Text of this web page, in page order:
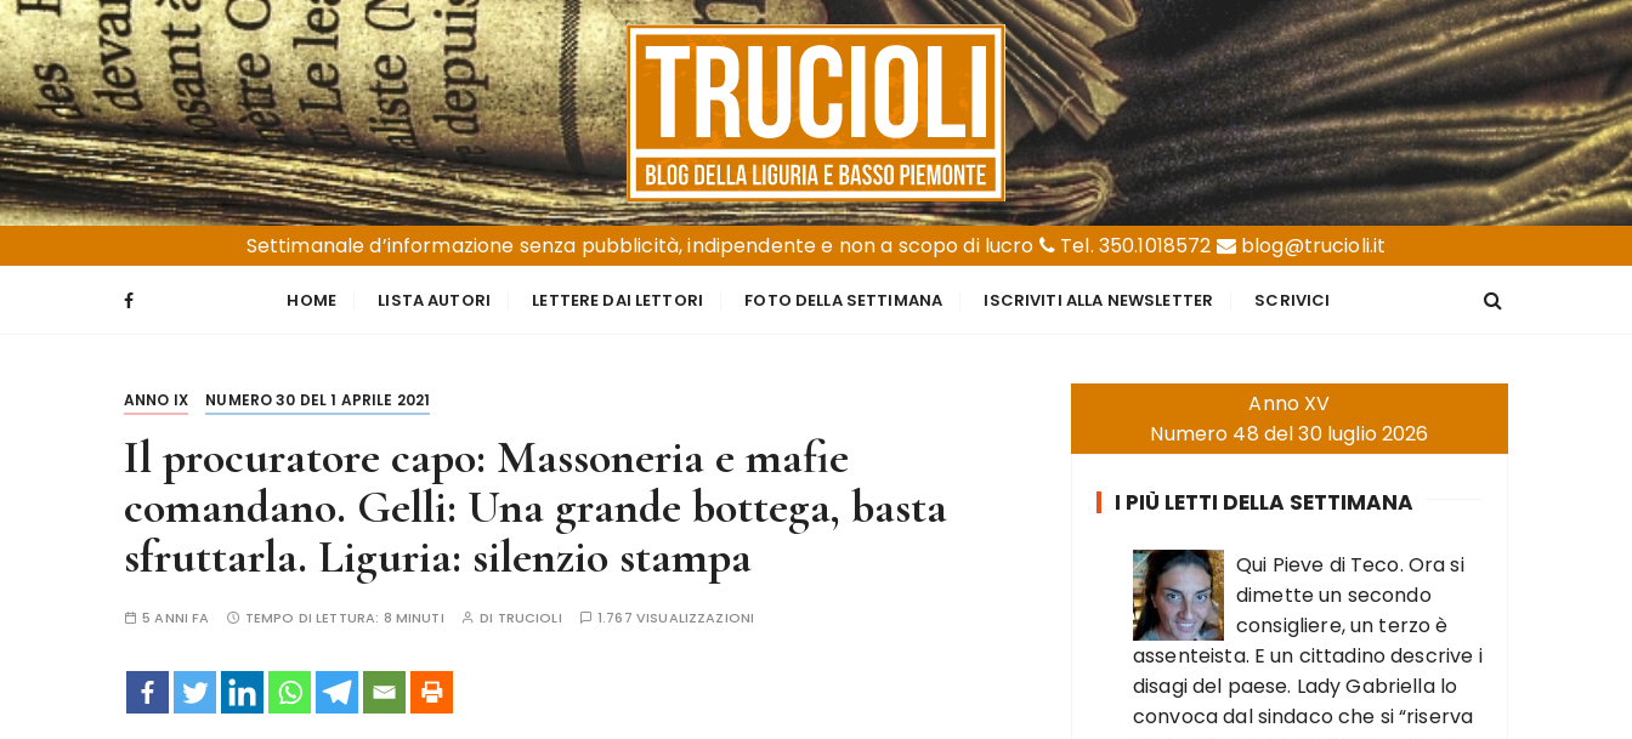
S
a
l
t
a
a
l
c
Trucioli
Liguria e Basso Piemonte
Settimanale d’informazione senza pubblicità, indipendente e non a scopo di lucro
Tel. 350.1018572 blog@trucioli.it
HOME LISTA AUTORI LETTERE DAI LETTORI FOTO DELLA SETTIMANA ISCRIVITI ALLA NEWSLETTER SCRIVICI
ANNO IX NUMERO 30 DEL 1 APRILE 2021
Il procuratore capo: Massoneria e mafie
comandano. Gelli: Una grande bottega, basta
sfruttarla. Liguria: silenzio stampa
5 ANNI FA TEMPO DI LETTURA: 8 MINUTI DI TRUCIOLI 1.767 VISUALIZZAZIONI
Anno XV
Numero 48 del 30 luglio 2026
I PIÙ LETTI DELLA SETTIMANA
Qui Pieve di Teco. Ora si
dimette un secondo
consigliere, un terzo è
assenteista. E un cittadino descrive i
disagi del paese. Lady Gabriella lo
convoca dal sindaco che si “riserva